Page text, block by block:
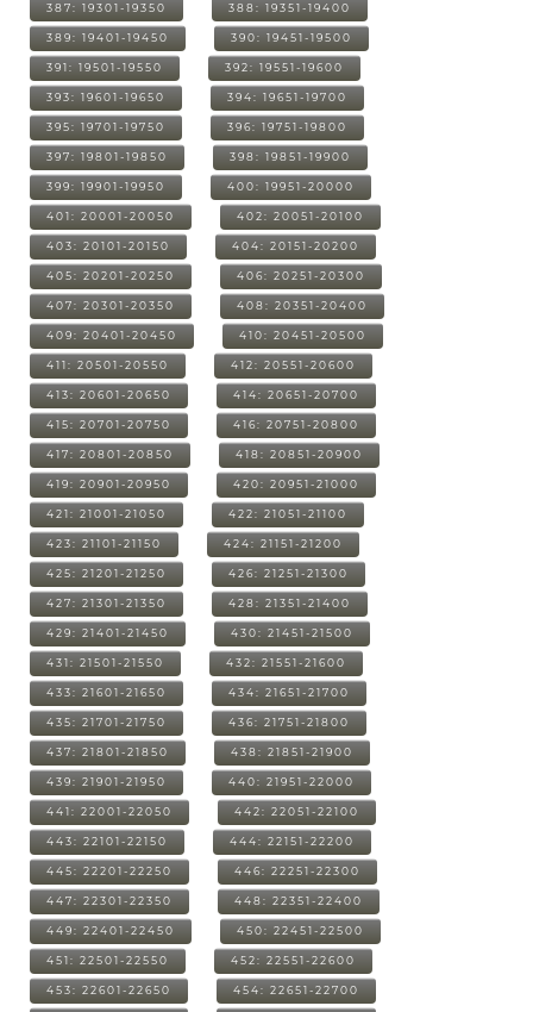
387: 19301-19350 388: 19351-19400
389: 19401-19450 390: 19451-19500
391: 19501-19550 392: 19551-19600
393: 19601-19650 394: 19651-19700
395: 19701-19750 396: 19751-19800
397: 19801-19850 398: 19851-19900
399: 19901-19950 400: 19951-20000
401: 20001-20050 402: 20051-20100
403: 20101-20150 404: 20151-20200
405: 20201-20250 406: 20251-20300
407: 20301-20350 408: 20351-20400
409: 20401-20450 410: 20451-20500
411: 20501-20550 412: 20551-20600
413: 20601-20650 414: 20651-20700
415: 20701-20750 416: 20751-20800
417: 20801-20850 418: 20851-20900
419: 20901-20950 420: 20951-21000
421: 21001-21050 422: 21051-21100
423: 21101-21150 424: 21151-21200
425: 21201-21250 426: 21251-21300
427: 21301-21350 428: 21351-21400
429: 21401-21450 430: 21451-21500
431: 21501-21550 432: 21551-21600
433: 21601-21650 434: 21651-21700
435: 21701-21750 436: 21751-21800
437: 21801-21850 438: 21851-21900
439: 21901-21950 440: 21951-22000
441: 22001-22050 442: 22051-22100
443: 22101-22150 444: 22151-22200
445: 22201-22250 446: 22251-22300
447: 22301-22350 448: 22351-22400
449: 22401-22450 450: 22451-22500
451: 22501-22550 452: 22551-22600
453: 22601-22650 454: 22651-22700